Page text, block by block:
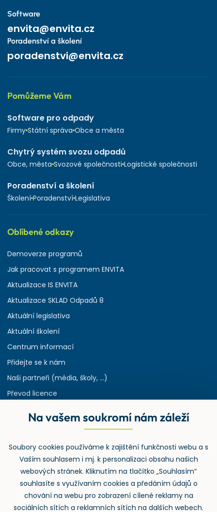
Software
envita@envita.cz
Poradenství a školení
poradenstvi@envita.cz
Pomůžeme Vám
Software pro odpady
Firmy Státní správa Obce a města
Chytrý systém svozu odpadů
Obce, města Svozové společnosti Logistické společnosti
Poradenství a školení
Školení Poradenství Legislativa
Oblíbené odkazy
Demoverze programů
Jak pracovat s programem ENVITA
Aktualizace IS ENVITA
Aktualizace SKLAD Odpadů 8
Aktuální legislativa
Aktuální školení
Centrum informací
Přidejte se k nám
Naši partneři (média, školy, ...)
Převod licence
Rejstřík používaných zkratek v odpadech
Zpětný odběr
Na vašem soukromí nám záleží
Soubory cookies používáme k zajištění funkčnosti webu a s
Vaším souhlasem i mj. k personalizaci obsahu našich
webových stránek. Kliknutím na tlačítko „Souhlasím“
souhlasíte s využívaním cookies a předáním údajů o
chování na webu pro zobrazení cílené reklamy na
sociálních sítích a reklamních sítích na dalších webech.